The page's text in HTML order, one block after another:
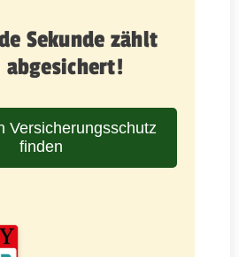
Sekunde zählt
abgesichert!
Versicherungsschutz
finden